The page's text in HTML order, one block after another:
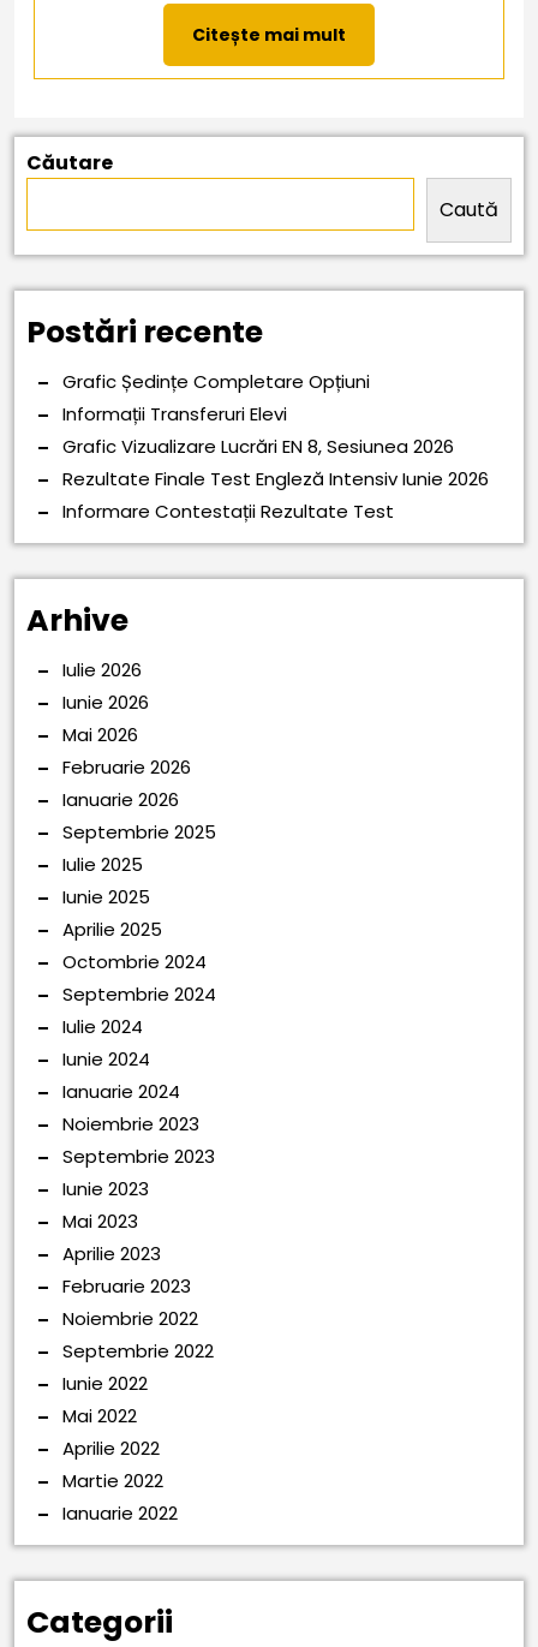
Citește mai mult
mai
mult
Căutare
Caută
Postări recente
Grafic Ședințe Completare Opțiuni
Informații Transferuri Elevi
Grafic Vizualizare Lucrări EN 8, Sesiunea 2026
Rezultate Finale Test Engleză Intensiv Iunie 2026
Informare Contestații Rezultate Test
Arhive
Iulie 2026
Iunie 2026
Mai 2026
Februarie 2026
Ianuarie 2026
Septembrie 2025
Iulie 2025
Iunie 2025
Aprilie 2025
Octombrie 2024
Septembrie 2024
Iulie 2024
Iunie 2024
Ianuarie 2024
Noiembrie 2023
Septembrie 2023
Iunie 2023
Mai 2023
Aprilie 2023
Februarie 2023
Noiembrie 2022
Septembrie 2022
Iunie 2022
Mai 2022
Aprilie 2022
Martie 2022
Ianuarie 2022
Categorii